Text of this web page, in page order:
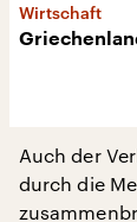
Wirtschaft
Auch der
durch die